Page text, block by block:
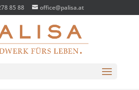
85 88 office@palisa.at